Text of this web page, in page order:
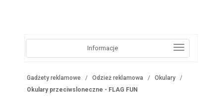
Informacje
Gadżety reklamowe Odzież reklamowa
Okulary
Okulary przeciwsloneczne - FLAG FUN